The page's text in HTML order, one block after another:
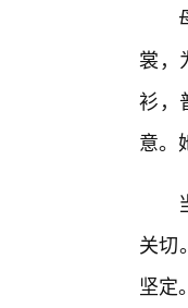
裳，
衫，
意。
关切
坚定。